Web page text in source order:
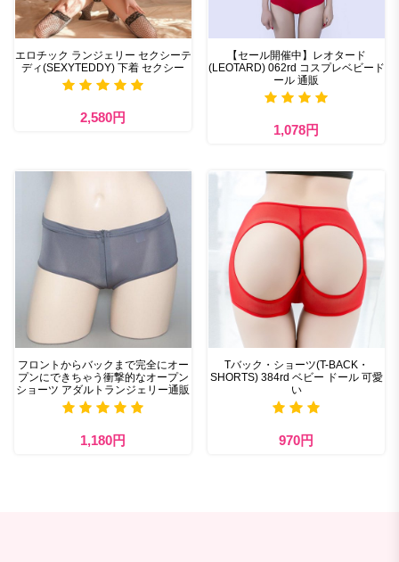
エロチック ランジェリー セクシーテ
ディ(SEXYTEDDY) 下着 セクシー
2,580円
【セール開催中】レオタード
(LEOTARD) 062rd コスプレベビード
ール 通販
1,078円
フロントからバックまで完全にオー
プンにできちゃう衝撃的なオープン
ショーツ アダルトランジェリー通販
1,180円
Tバック・ショーツ(T-BACK・
SHORTS) 384rd ベビー ドール 可愛
い
970円